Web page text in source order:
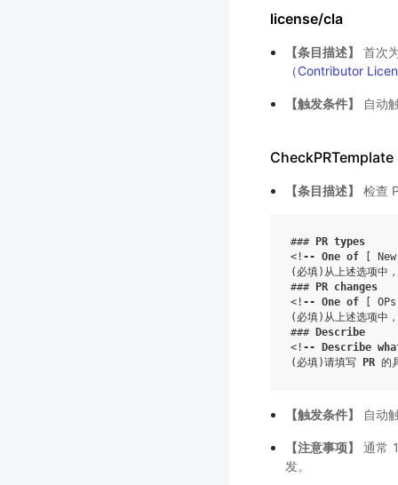
license/cla
【条目描述】
首次
（Contributor
【触发条件】 自动
CheckPRTemplate
【条目描述】 检查
### PR types
<! -- One of
[
(必填)从上述选项中
### PR changes
<! -- One of
[
(必填)从上述选项中
### Describe
<! -- Describe
(必填)请填写
PR
【触发条件】 自动
【注意事项】
通常
发。